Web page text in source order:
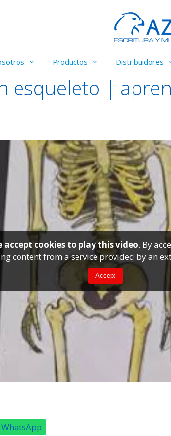
Productos Distribuidores
esqueleto |
accept cookies to play this video. By
content from a service provided by an
Accept
WhatsApp